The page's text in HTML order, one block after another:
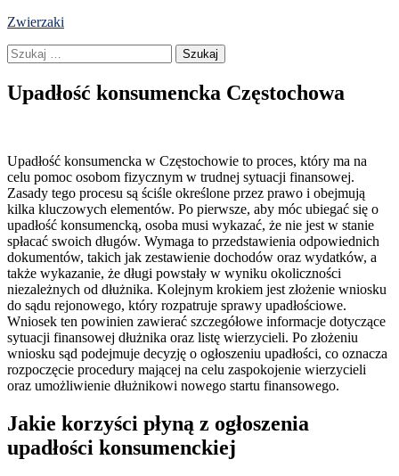
Skip
content
Zwierzaki
Szukaj:
Upadłość konsumencka Częstochowa
Upadłość konsumencka w Częstochowie to proces, który ma na
celu pomoc osobom fizycznym w trudnej sytuacji finansowej.
Zasady tego procesu są ściśle określone przez prawo i obejmują
kilka kluczowych elementów. Po pierwsze, aby móc ubiegać się o
upadłość konsumencką, osoba musi wykazać, że nie jest w stanie
spłacać swoich długów. Wymaga to przedstawienia odpowiednich
dokumentów, takich jak zestawienie dochodów oraz wydatków, a
także wykazanie, że długi powstały w wyniku okoliczności
niezależnych od dłużnika. Kolejnym krokiem jest złożenie wniosku
do sądu rejonowego, który rozpatruje sprawy upadłościowe.
Wniosek ten powinien zawierać szczegółowe informacje dotyczące
sytuacji finansowej dłużnika oraz listę wierzycieli. Po złożeniu
wniosku sąd podejmuje decyzję o ogłoszeniu upadłości, co oznacza
rozpoczęcie procedury mającej na celu zaspokojenie wierzycieli
oraz umożliwienie dłużnikowi nowego startu finansowego.
Jakie korzyści płyną z ogłoszenia
upadłości konsumenckiej